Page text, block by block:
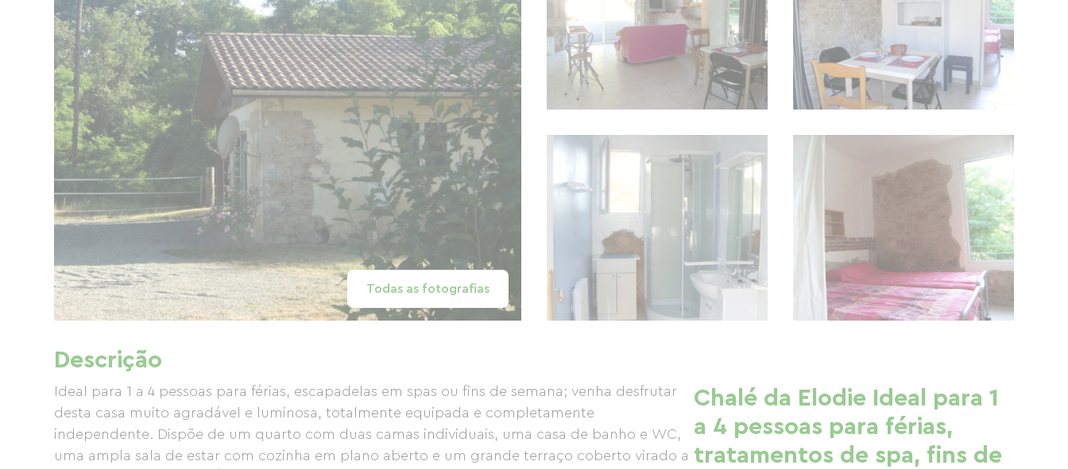
Todas as fotografias
Descrição
Ideal para 1 a 4 pessoas para férias, escapadelas em spas ou fins de semana; venha desfrutar
desta casa muito agradável e luminosa, totalmente equipada e completamente
independente. Dispõe de um quarto com duas camas individuais, uma casa de banho e WC,
uma ampla sala de estar com cozinha em plano aberto e um grande terraço coberto virado a
Chalé da Elodie Ideal para 1
a 4 pessoas para férias,
tratamentos de spa, fins de